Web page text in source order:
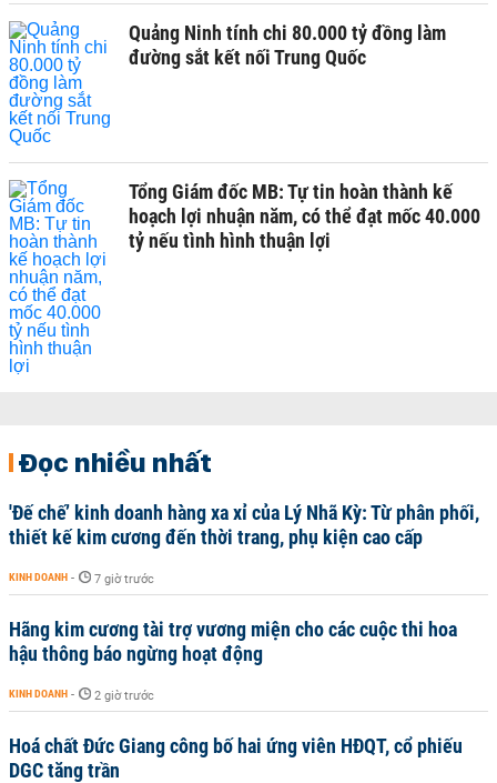
Quảng Ninh tính chi 80.000 tỷ đồng làm
đường sắt kết nối Trung Quốc
Tổng Giám đốc MB: Tự tin hoàn thành kế
hoạch lợi nhuận năm, có thể đạt mốc 40.000
tỷ nếu tình hình thuận lợi
Đọc nhiều nhất
'Đế chế’ kinh doanh hàng xa xỉ của Lý Nhã Kỳ: Từ phân phối,
thiết kế kim cương đến thời trang, phụ kiện cao cấp
KINH DOANH - 7 giờ trước
Hãng kim cương tài trợ vương miện cho các cuộc thi hoa
hậu thông báo ngừng hoạt động
KINH DOANH - 2 giờ trước
Hoá chất Đức Giang công bố hai ứng viên HĐQT, cổ phiếu
DGC tăng trần